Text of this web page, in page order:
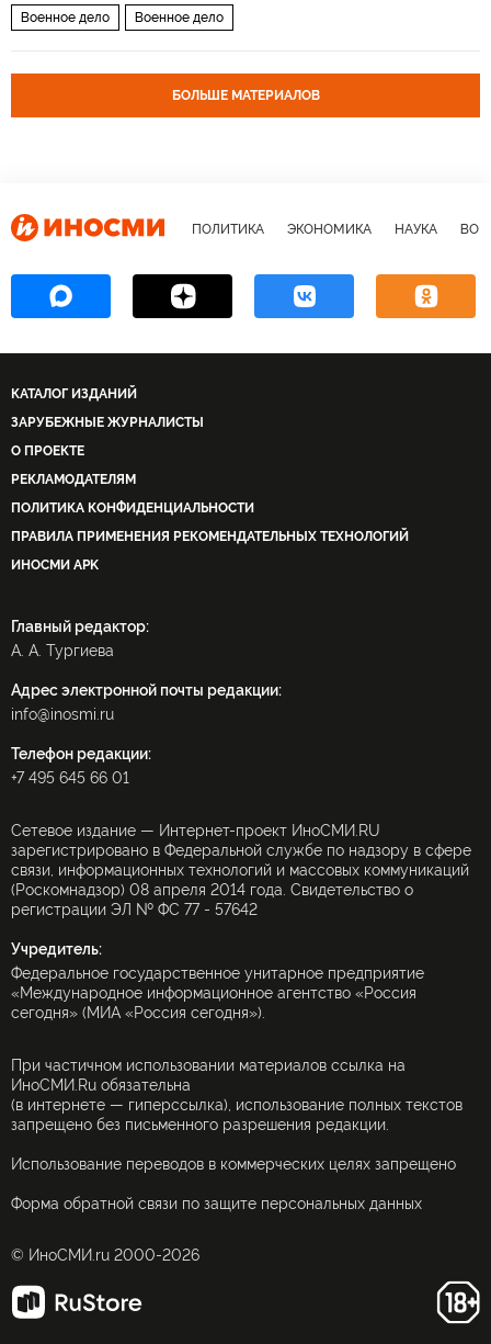
Военное дело Военное дело
БОЛЬШЕ МАТЕРИАЛОВ
ПОЛИТИКА ЭКОНОМИКА НАУКА
КАТАЛОГ ИЗДАНИЙ
ЗАРУБЕЖНЫЕ ЖУРНАЛИСТЫ
О ПРОЕКТЕ
РЕКЛАМОДАТЕЛЯМ
ПОЛИТИКА КОНФИДЕНЦИАЛЬНОСТИ
ПРАВИЛА ПРИМЕНЕНИЯ РЕКОМЕНДАТЕЛЬНЫХ ТЕХНОЛОГИЙ
ИНОСМИ APK
Главный редактор:
А. А. Тургиева
Адрес электронной почты редакции:
info@inosmi.ru
Телефон редакции:
+7 495 645 66 01
Сетевое издание — Интернет-проект ИноСМИ.RU
зарегистрировано в Федеральной службе по надзору в сфере
связи, информационных технологий и массовых коммуникаций
(Роскомнадзор) 08 апреля 2014 года. Свидетельство о
регистрации ЭЛ № ФС 77 - 57642
Учредитель:
Федеральное государственное унитарное предприятие
«Международное информационное агентство «Россия
сегодня» (МИА «Россия сегодня»).
При частичном использовании материалов ссылка на
ИноСМИ.Ru обязательна
(в интернете — гиперссылка), использование полных текстов
запрещено без письменного разрешения редакции.
Использование переводов в коммерческих целях запрещено
Форма обратной связи по защите персональных данных
© ИноСМИ.ru 2000-2026